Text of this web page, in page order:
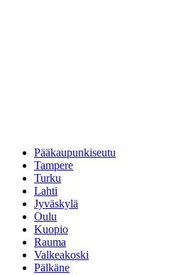
Pääkaupunkiseutu
Tampere
Turku
Lahti
Jyväskylä
Oulu
Kuopio
Rauma
Valkeakoski
Pälkäne